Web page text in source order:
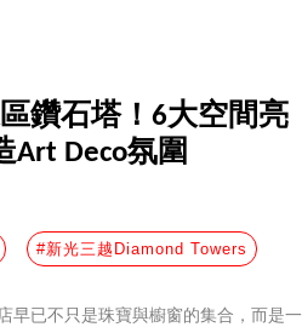
鑽石塔！6大空間亮
Deco氛圍
#新光三越Diamond Towers
早已不只是珠寶與櫥窗的集合，而是一